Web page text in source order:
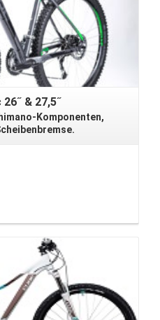
& 27,5˝
Komponenten,